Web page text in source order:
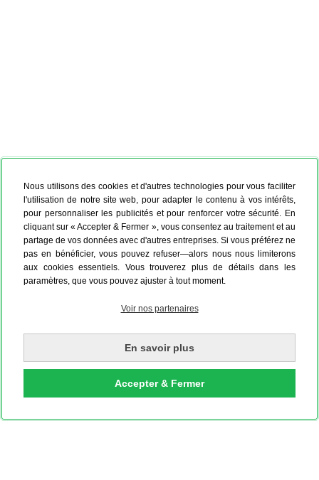
Nous utilisons des cookies et d'autres technologies pour vous faciliter
l'utilisation de notre site web, pour adapter le contenu à vos intérêts,
pour personnaliser les publicités et pour renforcer votre sécurité. En
cliquant sur « Accepter & Fermer », vous consentez au traitement et au
partage de vos données avec d'autres entreprises. Si vous préférez ne
pas en bénéficier, vous pouvez refuser—alors nous nous limiterons
aux cookies essentiels. Vous trouverez plus de détails dans les
paramètres, que vous pouvez ajuster à tout moment.
Voir nos partenaires
En savoir plus
Accepter & Fermer